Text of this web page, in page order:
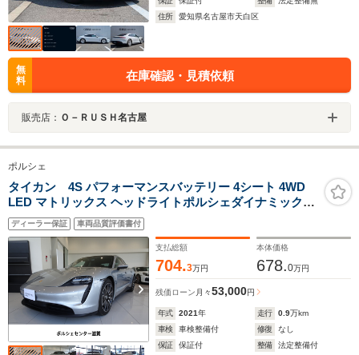
住所
愛知県名古屋市天白区
無
料
在庫確認・見積依頼
販売店： Ｏ－ＲＵＳＨ名古屋
ポルシェ
タイカン 4S パフォーマンスバッテリー 4シート 4WD
LED マトリックス ヘッドライトポルシェダイナミックラ
イトシステム プラスパワーステアリング プラスプライバ
シーガラスLED マトリックス ヘッドライトポルシェダイ
ナミックライトシステム プラス
ディーラー保証 車両品質評価書付
支払総額
704.3万円
本体価格
678.0万円
残価ローン 月々53,000円
年式 2021年 走行 0.9万km
車検
車検整備付 修復
なし
保証
保証付 整備
法定整備付